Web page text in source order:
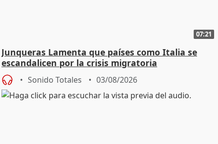
07:21
Junqueras Lamenta que países como Italia se
escandalicen por la crisis migratoria
Sonido Totales 03/08/2026